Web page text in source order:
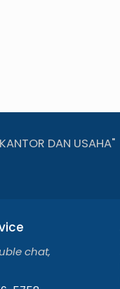
DAN USAHA"
chat,